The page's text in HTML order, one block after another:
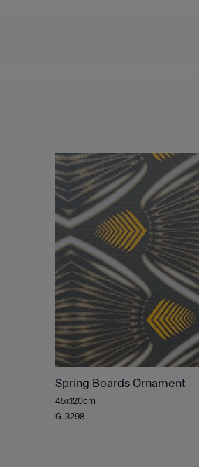
Spring Boards Ornament
45x120cm
G-3298